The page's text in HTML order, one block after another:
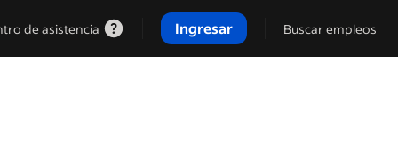
de asistencia Ingresar Buscar empleos